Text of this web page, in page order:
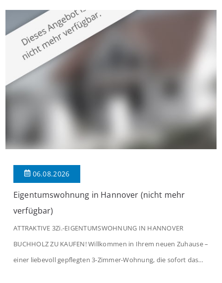
großzügige Räume und eine hochwertige Ausstattung, die
modernen Wohnkomfort mit einem stilvollen Ambiente
verbindet. Der […]
06.08.2026
Eigentumswohnung in Hannover (nicht mehr
verfügbar)
ATTRAKTIVE 3Zi.-EIGENTUMSWOHNUNG IN HANNOVER
BUCHHOLZ ZU KAUFEN! Willkommen in Ihrem neuen Zuhause –
einer liebevoll gepflegten 3-Zimmer-Wohnung, die sofort das